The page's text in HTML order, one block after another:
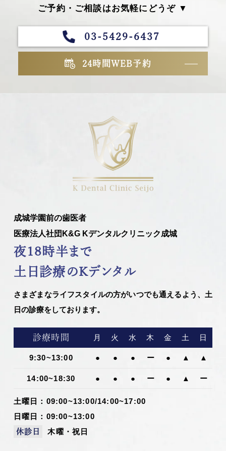
ご予約・ご相談はお気軽にどうぞ ▼
03-5429-6437
24時間WEB予約
成城学園前の歯医者
医療法人社団K&G Kデンタルクリニック成城
夜18時半まで
土日診療のKデンタル
さまざまなライフスタイルの方がいつでも通えるよう、土
日の診療をしております。
診療時間 月 火 水 木 金 土 日
9:30~13:00 ● ● ● ー ● ▲ ▲
14:00~18:30 ● ● ● ー ● ▲ ー
土曜日：09:00~13:00/14:00~17:00
日曜日：09:00~13:00
休診日 木曜・祝日